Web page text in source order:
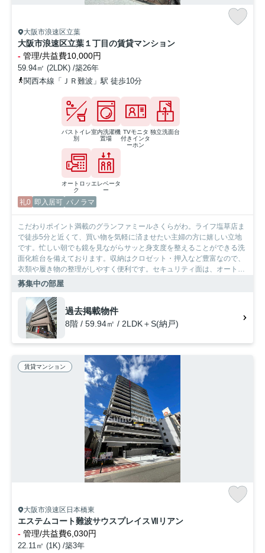
大阪市浪速区立葉
大阪市浪速区立葉１丁目の賃貸マンション
- 管理/共益費10,000円
59.94㎡ (2LDK) /築26年
関西本線「ＪＲ難波」駅 徒歩10分
バストイレ
別
室内洗濯機
置場
TVモニタ
付きインタ
ーホン
独立洗面台
オートロッ
ク
エレベータ
ー
礼0 即入居可 パノラマ
こだわりポイント満載のグランファミールさくらがわ。ライフ塩草店ま
で徒歩5分と近くて、買い物を気軽に済ませたい主婦の方に嬉しい立地
です。忙しい朝でも鏡を見ながらサッと身支度を整えることができる洗
面化粧台を備えております。収納はクロゼット・押入など豊富なので、
衣類や履き物の整理がしやすく便利です。セキュリティ面は、オートロ
ック・TVインターホンなど充実しているので安心して生活できます。マ
ンションタイプのお部屋です。大阪市浪速区の賃貸情報を豊富に扱って
いるSumoSumo心斎橋店は、お客様に満足いただけるお部屋をご提供し
ております。
募集中の部屋
過去掲載物件
8階 / 59.94㎡ / 2LDK＋S(納戸)
賃貸マンション
大阪市浪速区日本橋東
エステムコート難波サウスプレイスⅦリアン
- 管理/共益費6,030円
22.11㎡ (1K) /築3年